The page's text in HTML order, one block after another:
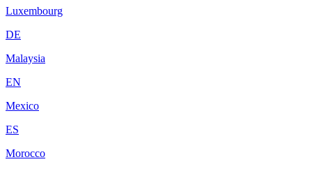
Luxembourg
DE
Malaysia
EN
Mexico
ES
Morocco